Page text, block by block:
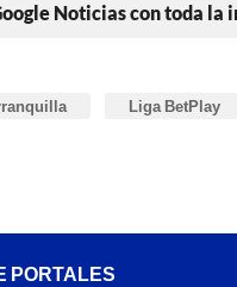
Noticias con toda
Liga BetPlay
PORTALES